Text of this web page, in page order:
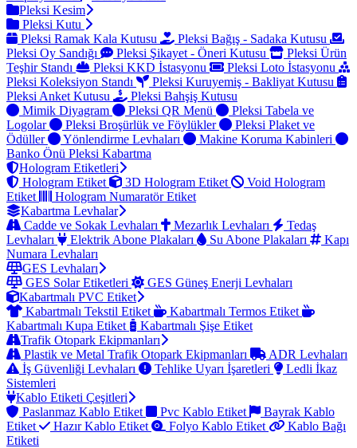
Pleksi Kesim
Pleksi Kutu
Pleksi Ramak Kala Kutusu
Pleksi Bağış - Sadaka Kutusu
Pleksi Oy Sandığı
Pleksi Şikayet - Öneri Kutusu
Pleksi Ürün
Teşhir Standı
Pleksi KKD İstasyonu
Pleksi Loto İstasyonu
Pleksi Koleksiyon Standı
Pleksi Kuruyemiş - Bakliyat Kutusu
Pleksi Anket Kutusu
Pleksi Bahşiş Kutusu
Mimik Diyagram
Pleksi QR Menü
Pleksi Tabela ve
Logolar
Pleksi Broşürlük ve Föylükler
Pleksi Plaket ve
Ödüller
Yönlendirme Levhaları
Makine Koruma Kabinleri
Banko Önü Pleksi Kabartma
Hologram Etiketleri
Hologram Etiket
3D Hologram Etiket
Void Hologram
Etiket
Hologram Numaratör Etiket
Kabartma Levhalar
Cadde ve Sokak Levhaları
Mezarlık Levhaları
Tedaş
Levhaları
Elektrik Abone Plakaları Su Abone Plakaları
Kapı
Numara Levhaları
GES Levhaları
GES Solar Etiketleri
GES Güneş Enerji Levhaları
Kabartmalı PVC Etiket
Kabartmalı Tekstil Etiket
Kabartmalı Termos Etiket
Kabartmalı Kupa Etiket
Kabartmalı Şişe Etiket
Trafik Otopark Ekipmanları
Plastik ve Metal Trafik Otopark Ekipmanları
ADR Levhaları
İş Güvenliği Levhaları
Tehlike Uyarı İşaretleri
Ledli İkaz
Sistemleri
Kablo Etiketi Çeşitleri
Paslanmaz Kablo Etiket
Pvc Kablo Etiket
Bayrak Kablo
Etiket
Hazır Kablo Etiket Folyo Kablo Etiket
Kablo Bağı
Etiketi